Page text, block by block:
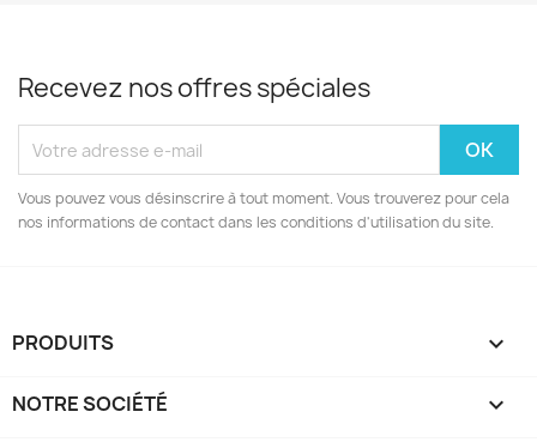
Recevez nos offres spéciales
Vous pouvez vous désinscrire à tout moment. Vous trouverez pour cela
nos informations de contact dans les conditions d'utilisation du site.
PRODUITS 
NOTRE SOCIÉTÉ 